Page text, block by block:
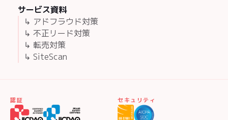
サービス資料
↳ アドフラウド対策
↳ 不正リード対策
↳ 転売対策
↳ SiteScan
認証 セキュリティ